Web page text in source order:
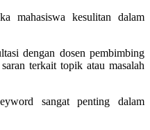
mahasiswa kesulitan dalam
dengan dosen pembimbing
terkait topik atau masalah
sangat penting dalam